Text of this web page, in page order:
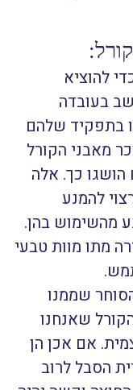
להוציא
בעובדה
בתפקיד שלהם
מאבני הקורל
הושגו כך. אלה
להמנע
מהשימוש בהן.
מתו מוות טבעי
שממנו
שאנחנו
אם אכן הן
הסבל לרוב